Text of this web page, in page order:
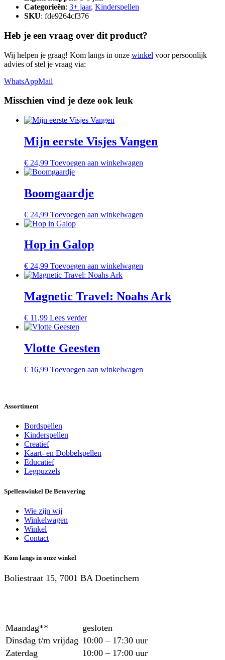
Categorieën: 3+ jaar, Kinderspellen
SKU: fde9264cf376
Heb je een vraag over dit product?
Wij helpen je graag! Kom langs in onze winkel voor persoonlijk
advies of stel je vraag via:
WhatsAppMail
Misschien vind je deze ook leuk
Mijn eerste Visjes Vangen
€ 24,99 Toevoegen aan winkelwagen
Boomgaardje
€ 24,99 Toevoegen aan winkelwagen
Hop in Galop
€ 24,99 Toevoegen aan winkelwagen
Magnetic Travel: Noahs Ark
€ 11,99 Lees verder
Vlotte Geesten
€ 16,99 Toevoegen aan winkelwagen
Assortiment
Bordspellen
Kinderspellen
Creatief
Kaart- en Dobbelspellen
Educatief
Legpuzzels
Spellenwinkel De Betover​ing
Wie zijn wij
Winkelwagen
Winkel
Contact
Kom langs in onze winkel
Boliestraat 15, 7001 BA Doetinchem
Maandag**
gesloten
Dinsdag t/m vrijdag 10:00 – 17:30 uur
Zaterdag
10:00 – 17:00 uur